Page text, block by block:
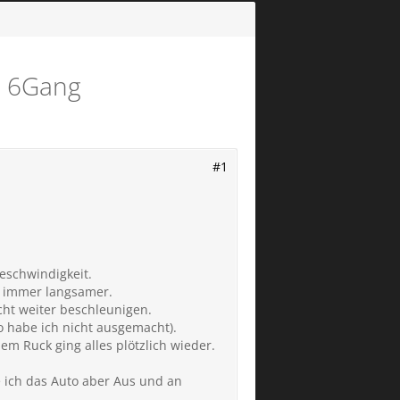
#1
langsamer.
weiter beschleunigen.
ich nicht ausgemacht).
Ruck ging alles plötzlich wieder.
das Auto aber Aus und an